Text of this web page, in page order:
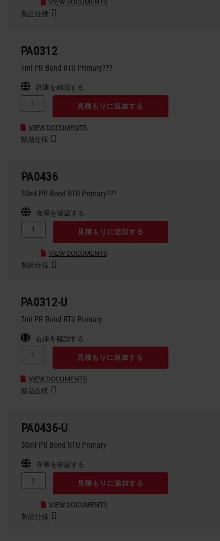
製品仕様
PA0312
7ml PR Bond RTU Primary???
在庫を確認する
見積もりに追加する
VIEW DOCUMENTS
製品仕様
PA0436
30ml PR Bond RTU Primary???
在庫を確認する
見積もりに追加する
VIEW DOCUMENTS
製品仕様
PA0312-U
7ml PR Bond RTU Primary
在庫を確認する
見積もりに追加する
VIEW DOCUMENTS
製品仕様
PA0436-U
30ml PR Bond RTU Primary
在庫を確認する
見積もりに追加する
VIEW DOCUMENTS
製品仕様